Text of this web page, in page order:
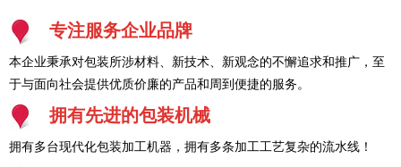
专注服务企业品牌
本企业秉承对包装所涉材料、新技术、新观念的不懈追求和推广，至
于与面向社会提供优质价廉的产品和周到便捷的服务。
拥有先进的包装机械
拥有多台现代化包装加工机器，拥有多条加工工艺复杂的流水线！